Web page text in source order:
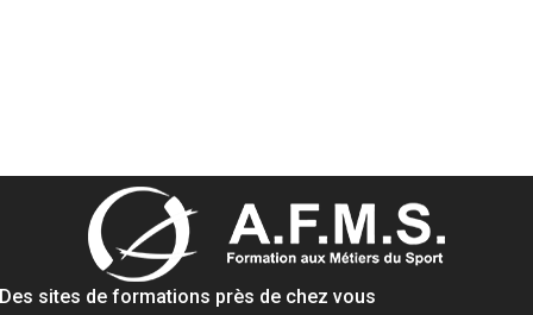
sites de formations près de chez vous